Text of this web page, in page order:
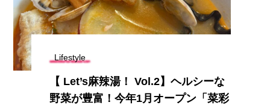
Lifestyle
【 Let’s麻辣湯！ Vol.2】ヘルシーな
野菜が豊富！今年1月オープン「菜彩